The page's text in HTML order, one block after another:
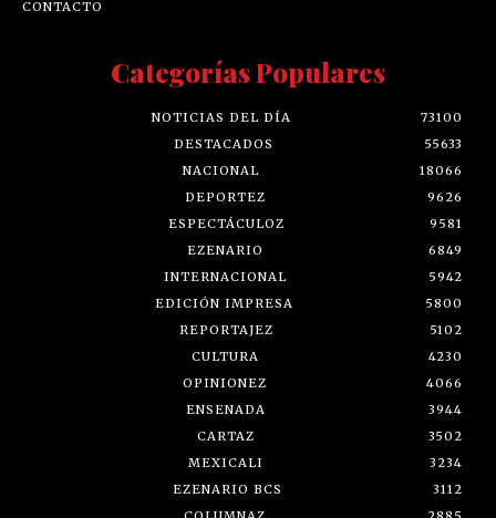
CONTACTO
Categorías Populares
NOTICIAS DEL DÍA
73100
DESTACADOS
55633
NACIONAL
18066
DEPORTEZ
9626
ESPECTÁCULOZ
9581
EZENARIO
6849
INTERNACIONAL
5942
EDICIÓN IMPRESA
5800
REPORTAJEZ
5102
CULTURA
4230
OPINIONEZ
4066
ENSENADA
3944
CARTAZ
3502
MEXICALI
3234
EZENARIO BCS
3112